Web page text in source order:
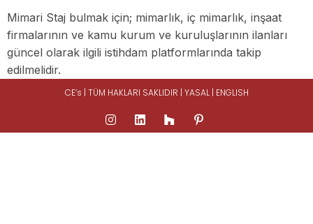
Mimari Staj bulmak için; mimarlık, iç mimarlık, inşaat
firmalarının ve kamu kurum ve kuruluşlarının ilanları
güncel olarak ilgili istihdam platformlarında takip
edilmelidir.
CE’s | TÜM HAKLARI SAKLIDIR | YASAL | ENGLISH